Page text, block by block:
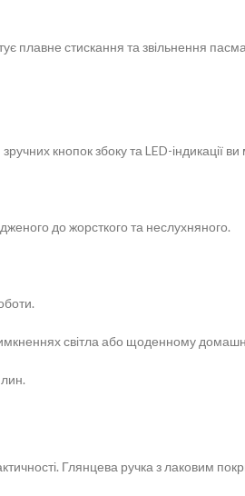
плавне стискання та звільнення
кнопок збоку та LED-індикації
до жорсткого та неслухняного.
світла або щоденному
Глянцева ручка з лаковим